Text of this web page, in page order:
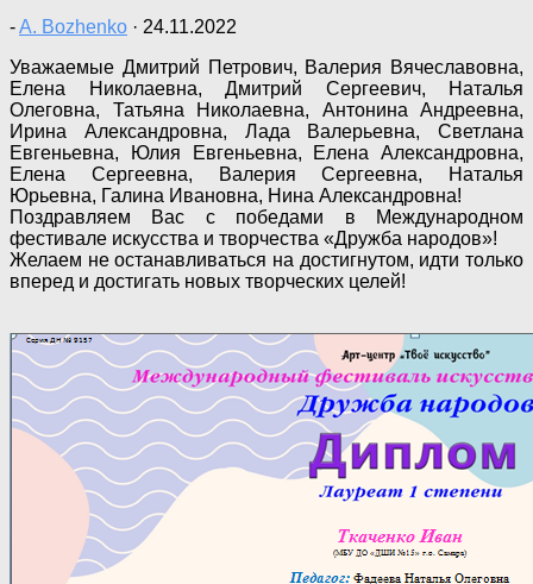
-A. Bozhenko · 24.11.2022
Уважаемые Дмитрий Петрович, Валерия Вячеславовна,
Елена Николаевна, Дмитрий Сергеевич, Наталья
Олеговна, Татьяна Николаевна, Антонина Андреевна,
Ирина Александровна, Лада Валерьевна, Светлана
Евгеньевна, Юлия Евгеньевна, Елена Александровна,
Елена Сергеевна, Валерия Сергеевна, Наталья
Юрьевна, Галина Ивановна, Нина Александровна!
Поздравляем Вас с победами в Международном
фестивале искусства и творчества «Дружба народов»!
Желаем не останавливаться на достигнутом, идти только
вперед и достигать новых творческих целей!